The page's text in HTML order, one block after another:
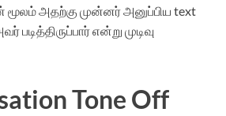
அதற்கு முன்னர் அனுப்பிய text
படித்திருப்பார் என்று முடிவு
Tone Off